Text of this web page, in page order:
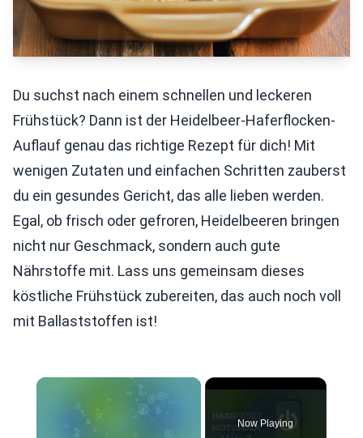
Du suchst nach einem schnellen und leckeren
Frühstück? Dann ist der Heidelbeer-Haferflocken-
Auflauf genau das richtige Rezept für dich! Mit
wenigen Zutaten und einfachen Schritten zauberst
du ein gesundes Gericht, das alle lieben werden.
Egal, ob frisch oder gefroren, Heidelbeeren bringen
nicht nur Geschmack, sondern auch gute
Nährstoffe mit. Lass uns gemeinsam dieses
köstliche Frühstück zubereiten, das auch noch voll
mit Ballaststoffen ist!
×
Now Playing